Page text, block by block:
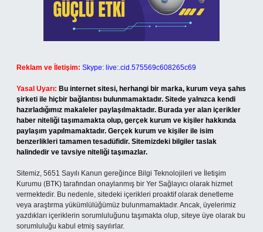
Reklam ve İletişim: Skype: live:.cid.575569c608265c69
Yasal Uyarı: Bu internet sitesi, herhangi bir marka, kurum veya şahıs
şirketi ile hiçbir bağlantısı bulunmamaktadır. Sitede yalnızca kendi
hazırladığımız makaleler paylaşılmaktadır. Burada yer alan içerikler
haber niteliği taşımamakta olup, gerçek kurum ve kişiler hakkında
paylaşım yapılmamaktadır. Gerçek kurum ve kişiler ile isim
benzerlikleri tamamen tesadüfidir. Sitemizdeki bilgiler taslak
halindedir ve tavsiye niteliği taşımazlar.
Sitemiz, 5651 Sayılı Kanun gereğince Bilgi Teknolojileri ve İletişim
Kurumu (BTK) tarafından onaylanmış bir Yer Sağlayıcı olarak hizmet
vermektedir. Bu nedenle, sitedeki içerikleri proaktif olarak denetleme
veya araştırma yükümlülüğümüz bulunmamaktadır. Ancak, üyelerimiz
yazdıkları içeriklerin sorumluluğunu taşımakta olup, siteye üye olarak bu
sorumluluğu kabul etmiş sayılırlar.